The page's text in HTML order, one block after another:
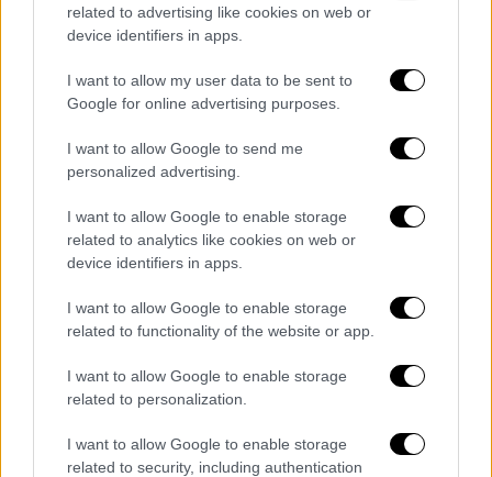
related to advertising like cookies on web or
device identifiers in apps.
I want to allow my user data to be sent to
Google for online advertising purposes.
I want to allow Google to send me
personalized advertising.
I want to allow Google to enable storage
related to analytics like cookies on web or
device identifiers in apps.
I want to allow Google to enable storage
related to functionality of the website or app.
I want to allow Google to enable storage
related to personalization.
I want to allow Google to enable storage
related to security, including authentication
4% για δηλώσεις που υποβάλλονται έως τις
3% για δηλώσεις από 1η Μαΐου έως 15
Ιουνίου
2% για δηλώσεις από 16 Ιουνίου έως 15
Ιουλίου
Η έκπτωση αυτή (4%, 3%, 2%) ισχύει μόνο αν
η πληρωμή πραγματοποιηθεί έως τις 31
Ιουλίου.
Τα σχολιά σας δημοσιεύονται άμεσα με δική σας ευθύνη. Το
ΕΘΝΟΣ θα παρεμβαίνει και τα προσβλητικά σχόλια θα
διαγράφονται